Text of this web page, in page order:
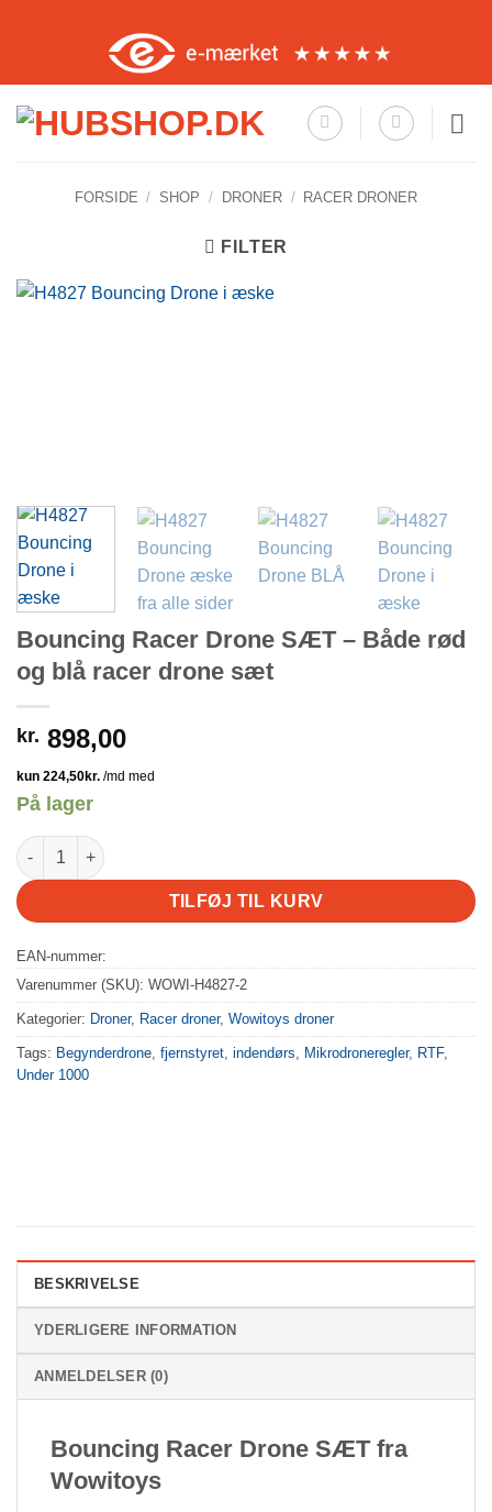
FORSIDE / SHOP / DRONER / RACER DRONER
FILTER
Bouncing Racer Drone SÆT – Både rød
og blå racer drone sæt
kr. 898,00
På lager
Bouncing Racer Drone SÆT - Både rød og blå racer drone sæt
TILFØJ TIL KURV
EAN-nummer:
Varenummer (SKU): WOWI-H4827-2
Kategorier: Droner, Racer droner, Wowitoys droner
Tags: Begynderdrone fjernstyret indendørs Mikrodroneregler, RTF,
Under 1000
BESKRIVELSE
YDERLIGERE INFORMATION
ANMELDELSER (0)
Bouncing Racer Drone SÆT fra
Wowitoys